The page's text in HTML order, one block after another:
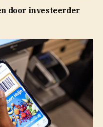
door investeerder